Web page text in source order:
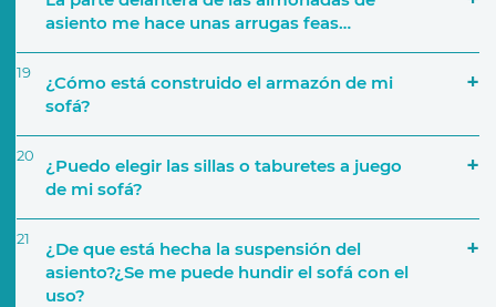
Colecciones de Telas
asiento me hace unas arrugas feas…
19
¿Cómo está construido el armazón de mi
sofá?
20
¿Puedo elegir las sillas o taburetes a juego
de mi sofá?
21
¿De que está hecha la suspensión del
asiento?¿Se me puede hundir el sofá con el
uso?